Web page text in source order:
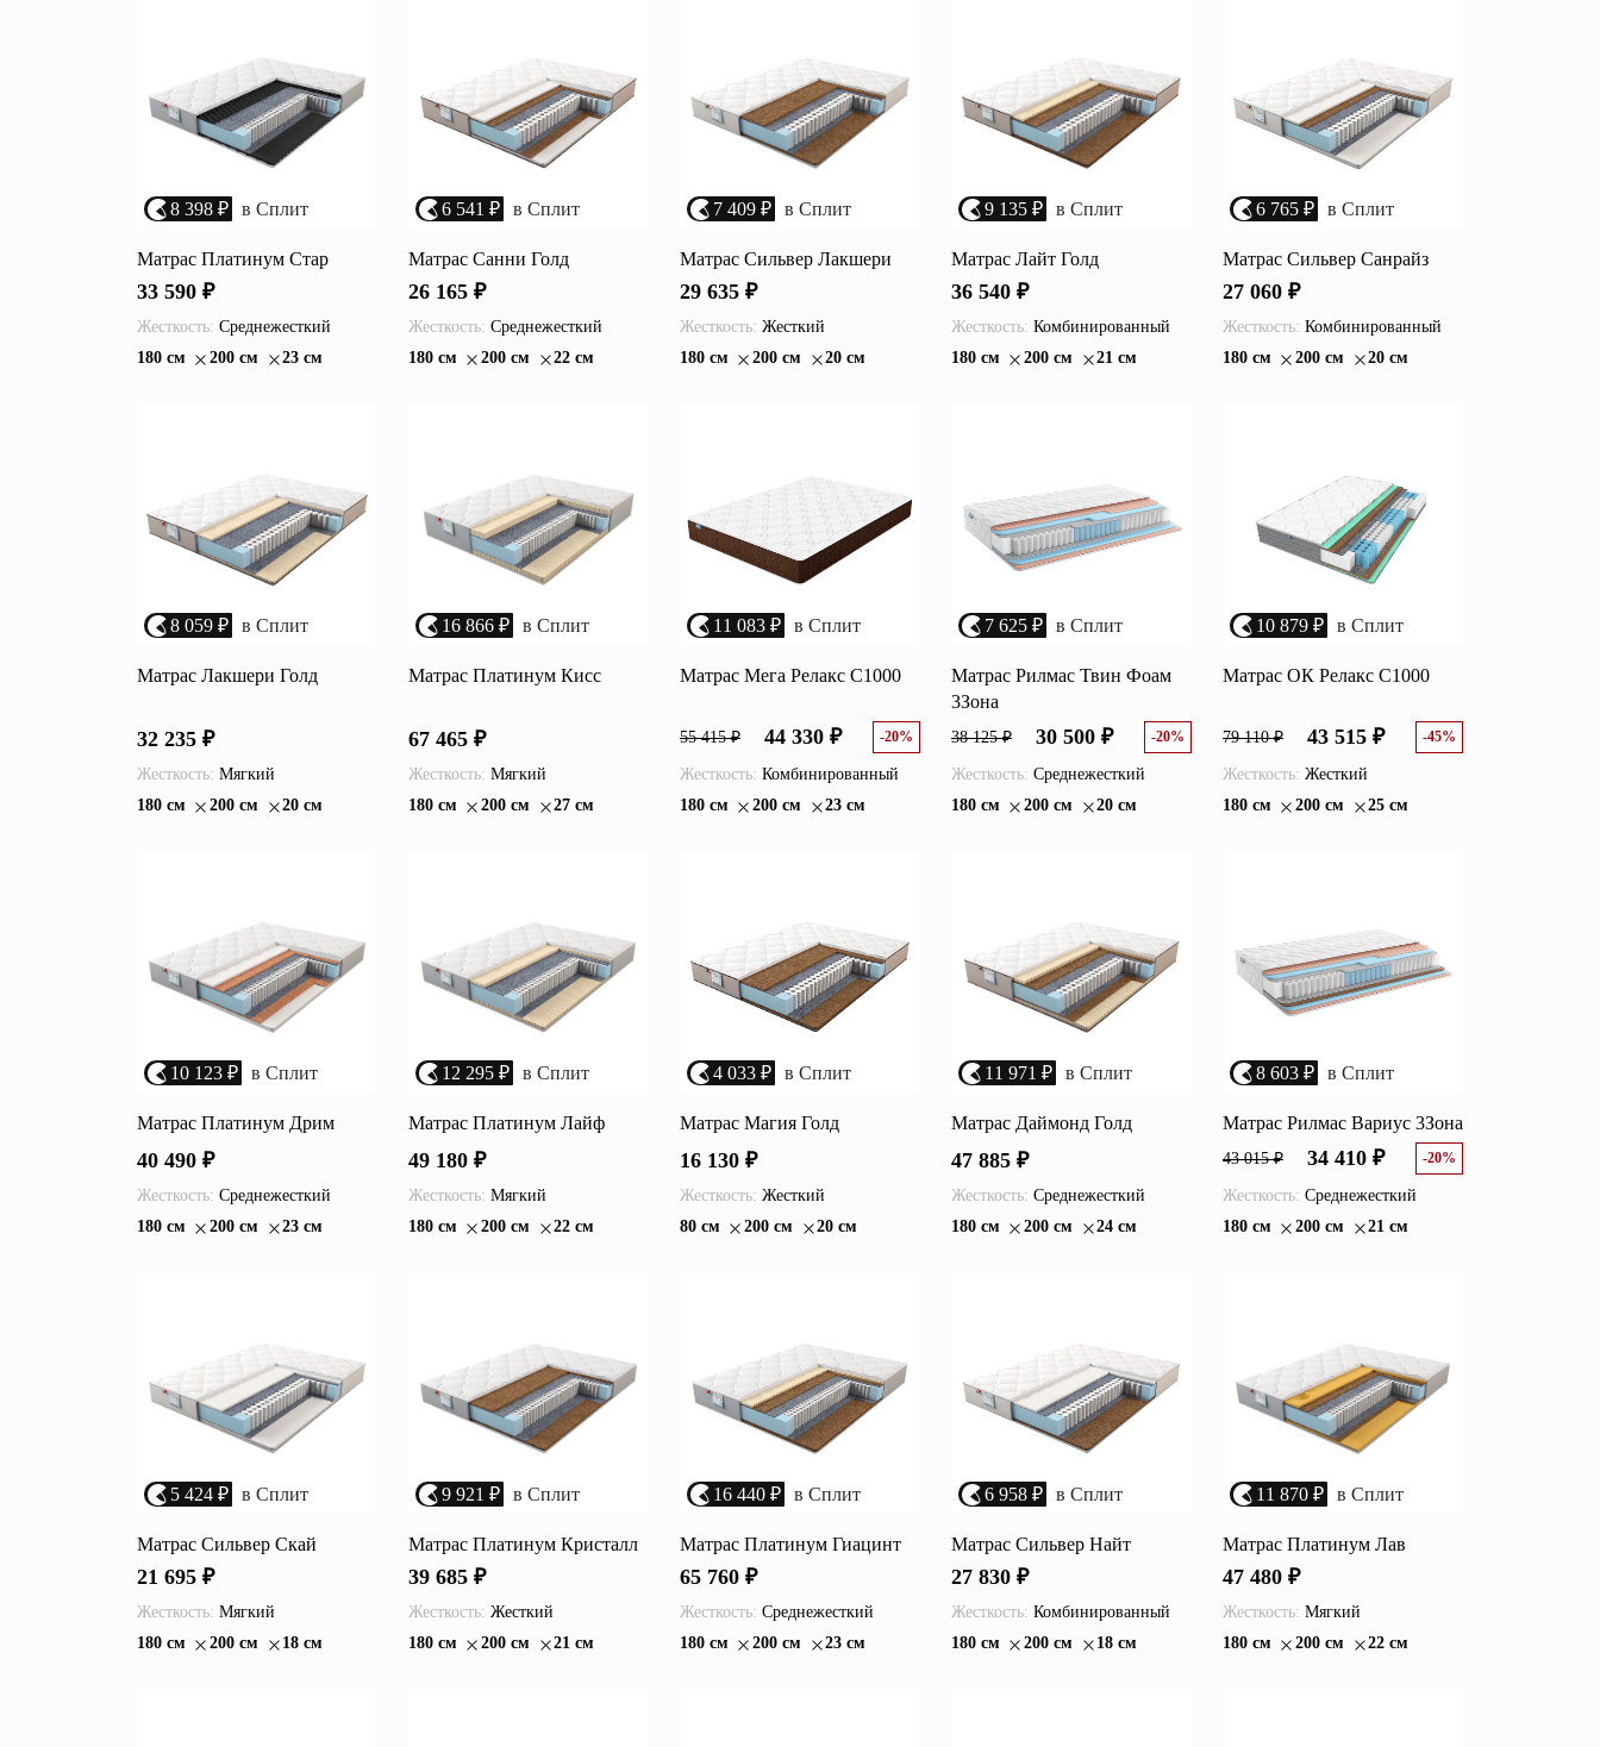
Полки
Матрасы
Прихожие
Освещение
Декор
Популярные категории
Вертикальные
зеркала
Комплекты прихожих Вешалки Открытые полки
Комбинированные
матрасы
Комбинированные
комоды
Угловые шкафы
Трехстворчатые
шкафы
Обувные тумбы Прикроватные тумбы
8 398 ₽ в Сплит
Матрас Платинум Стар
33 590 ₽
Жесткость: Среднежесткий
180 см
200 см 23 см
6 541 ₽ в Сплит
Матрас Санни Голд
26 165 ₽
Жесткость: Среднежесткий
180 см
200 см 22 см
7 409 ₽ в Сплит
Матрас Сильвер Лакшери
29 635 ₽
Жесткость: Жесткий
180 см
200 см 20 см
9 135 ₽ в Сплит
Матрас Лайт Голд
36 540 ₽
Жесткость: Комбинированный
180 см
200 см 21 см
6 765 ₽ в Сплит
Матрас Сильвер Санрайз
27 060 ₽
Жесткость: Комбинированный
180 см
200 см 20 см
8 059 ₽ в Сплит
Матрас Лакшери Голд
32 235 ₽
Жесткость: Мягкий
180 см
200 см 20 см
16 866 ₽ в Сплит
Матрас Платинум Кисс
67 465 ₽
Жесткость: Мягкий
180 см
200 см 27 см
11 083 ₽ в Сплит
Матрас Мега Релакс С1000
55 415 ₽ 44 330 ₽ -20%
Жесткость: Комбинированный
180 см
200 см 23 см
7 625 ₽ в Сплит
Матрас Рилмас Твин Фоам
3Зона
38 125 ₽ 30 500 ₽ -20%
Жесткость: Среднежесткий
180 см
200 см 20 см
10 879 ₽ в Сплит
Матрас ОК Релакс С1000
79 110 ₽ 43 515 ₽ -45%
Жесткость: Жесткий
180 см
200 см 25 см
10 123 ₽ в Сплит
Матрас Платинум Дрим
40 490 ₽
Жесткость: Среднежесткий
180 см
200 см 23 см
12 295 ₽ в Сплит
Матрас Платинум Лайф
49 180 ₽
Жесткость: Мягкий
180 см
200 см 22 см
4 033 ₽ в Сплит
Матрас Магия Голд
16 130 ₽
Жесткость: Жесткий
80 см
200 см 20 см
11 971 ₽ в Сплит
Матрас Даймонд Голд
47 885 ₽
Жесткость: Среднежесткий
180 см
200 см 24 см
8 603 ₽ в Сплит
Матрас Рилмас Вариус 3Зона
43 015 ₽ 34 410 ₽ -20%
Жесткость: Среднежесткий
180 см
200 см 21 см
5 424 ₽ в Сплит
Матрас Сильвер Скай
21 695 ₽
Жесткость: Мягкий
180 см
200 см 18 см
9 921 ₽ в Сплит
Матрас Платинум Кристалл
39 685 ₽
Жесткость: Жесткий
180 см
200 см 21 см
16 440 ₽ в Сплит
Матрас Платинум Гиацинт
65 760 ₽
Жесткость: Среднежесткий
180 см
200 см 23 см
6 958 ₽ в Сплит
Матрас Сильвер Найт
27 830 ₽
Жесткость: Комбинированный
180 см
200 см 18 см
11 870 ₽ в Сплит
Матрас Платинум Лав
47 480 ₽
Жесткость: Мягкий
180 см
200 см 22 см